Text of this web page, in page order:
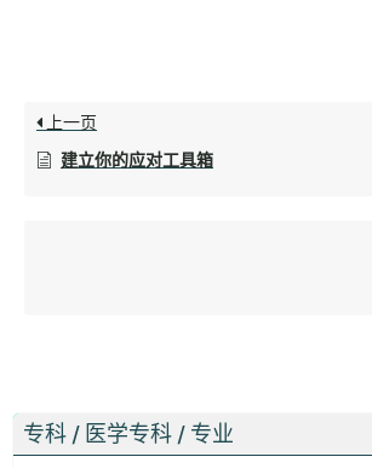
专科 / 医学专科 / 专业
上一页
建立你的应对工具箱